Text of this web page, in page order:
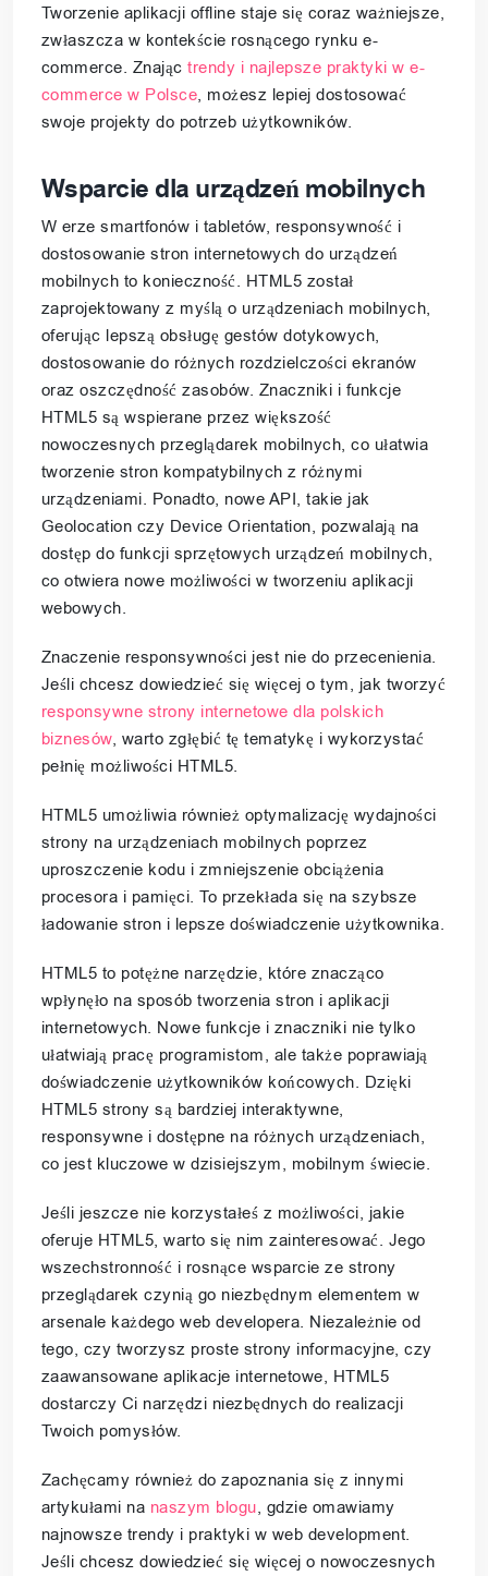
Tworzenie aplikacji offline staje się coraz ważniejsze,
zwłaszcza w kontekście rosnącego rynku e-
commerce. Znająctrendy i najlepsze praktyki w e-
commerce w Polsce, możesz lepiej dostosować
swoje projekty do potrzeb użytkowników.
Wsparcie dla urządzeń mobilnych
W erze smartfonów i tabletów, responsywność i
dostosowanie stron internetowych do urządzeń
mobilnych to konieczność. HTML5 został
zaprojektowany z myślą o urządzeniach mobilnych,
oferując lepszą obsługę gestów dotykowych,
dostosowanie do różnych rozdzielczości ekranów
oraz oszczędność zasobów. Znaczniki i funkcje
HTML5 są wspierane przez większość
nowoczesnych przeglądarek mobilnych, co ułatwia
tworzenie stron kompatybilnych z różnymi
urządzeniami. Ponadto, nowe API, takie jak
Geolocation czy Device Orientation, pozwalają na
dostęp do funkcji sprzętowych urządzeń mobilnych,
co otwiera nowe możliwości w tworzeniu aplikacji
webowych.
Znaczenie responsywności jest nie do przecenienia.
Jeśli chcesz dowiedzieć się więcej o tym, jak tworzyć
responsywne strony internetowe dla polskich
biznesów, warto zgłębić tę tematykę i wykorzystać
pełnię możliwości HTML5.
HTML5 umożliwia również optymalizację wydajności
strony na urządzeniach mobilnych poprzez
uproszczenie kodu i zmniejszenie obciążenia
procesora i pamięci. To przekłada się na szybsze
ładowanie stron i lepsze doświadczenie użytkownika.
HTML5 to potężne narzędzie, które znacząco
wpłynęło na sposób tworzenia stron i aplikacji
internetowych. Nowe funkcje i znaczniki nie tylko
ułatwiają pracę programistom, ale także poprawiają
doświadczenie użytkowników końcowych. Dzięki
HTML5 strony są bardziej interaktywne,
responsywne i dostępne na różnych urządzeniach,
co jest kluczowe w dzisiejszym, mobilnym świecie.
Jeśli jeszcze nie korzystałeś z możliwości, jakie
oferuje HTML5, warto się nim zainteresować. Jego
wszechstronność i rosnące wsparcie ze strony
przeglądarek czynią go niezbędnym elementem w
arsenale każdego web developera. Niezależnie od
tego, czy tworzysz proste strony informacyjne, czy
zaawansowane aplikacje internetowe, HTML5
dostarczy Ci narzędzi niezbędnych do realizacji
Twoich pomysłów.
Zachęcamy również do zapoznania się z innymi
artykułami na naszym blogu, gdzie omawiamy
najnowsze trendy i praktyki w web development.
Jeśli chcesz dowiedzieć się więcej o nowoczesnych